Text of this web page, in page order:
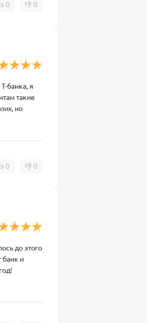
0 👎 0
банка, я
такие
но
0 👎 0
до этого
банк и